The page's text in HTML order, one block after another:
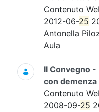
Contenuto
2012-06-25
Antonella
Aula
II Convegno
con
Contenuto
2008-09-25